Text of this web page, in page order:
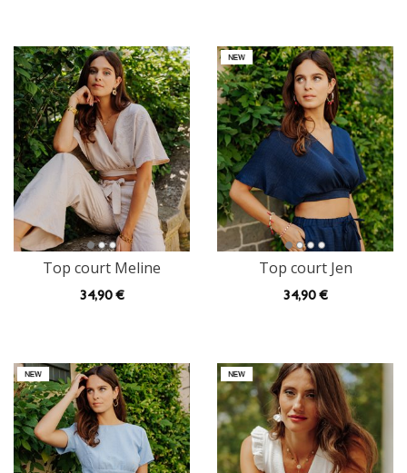
Top court Meline
34,90 €
Top court Jen
34,90 €